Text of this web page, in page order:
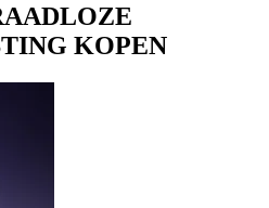
KOPEN